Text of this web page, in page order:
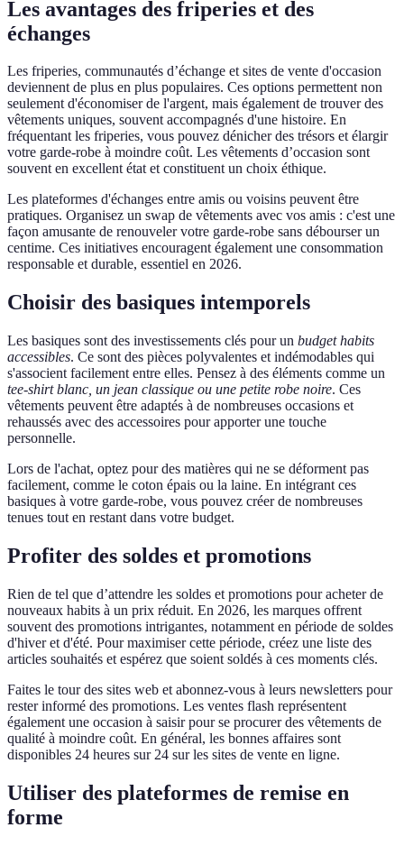
Les avantages des friperies et des
échanges
Les friperies, communautés d’échange et sites de vente d'occasion
deviennent de plus en plus populaires. Ces options permettent non
seulement d'économiser de l'argent, mais également de trouver des
vêtements uniques, souvent accompagnés d'une histoire. En
fréquentant les friperies, vous pouvez dénicher des trésors et élargir
votre garde-robe à moindre coût. Les vêtements d’occasion sont
souvent en excellent état et constituent un choix éthique.
Les plateformes d'échanges entre amis ou voisins peuvent être
pratiques. Organisez un swap de vêtements avec vos amis : c'est une
façon amusante de renouveler votre garde-robe sans débourser un
centime. Ces initiatives encouragent également une consommation
responsable et durable, essentiel en 2026.
Choisir des basiques intemporels
Les basiques sont des investissements clés pour un budget habits
accessibles. Ce sont des pièces polyvalentes et indémodables qui
s'associent facilement entre elles. Pensez à des éléments comme un
tee-shirt blanc, un jean classique ou une petite robe noire. Ces
vêtements peuvent être adaptés à de nombreuses occasions et
rehaussés avec des accessoires pour apporter une touche
personnelle.
Lors de l'achat, optez pour des matières qui ne se déforment pas
facilement, comme le coton épais ou la laine. En intégrant ces
basiques à votre garde-robe, vous pouvez créer de nombreuses
tenues tout en restant dans votre budget.
Profiter des soldes et promotions
Rien de tel que d’attendre les soldes et promotions pour acheter de
nouveaux habits à un prix réduit. En 2026, les marques offrent
souvent des promotions intrigantes, notamment en période de soldes
d'hiver et d'été. Pour maximiser cette période, créez une liste des
articles souhaités et espérez que soient soldés à ces moments clés.
Faites le tour des sites web et abonnez-vous à leurs newsletters pour
rester informé des promotions. Les ventes flash représentent
également une occasion à saisir pour se procurer des vêtements de
qualité à moindre coût. En général, les bonnes affaires sont
disponibles 24 heures sur 24 sur les sites de vente en ligne.
Utiliser des plateformes de remise en
forme